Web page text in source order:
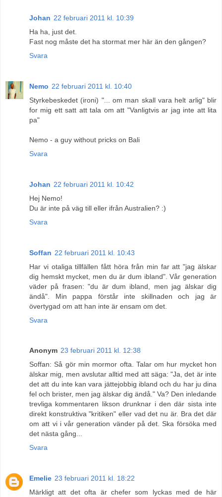
Johan 22 februari 2011 kl. 10:39
Ha ha, just det.
Fast nog måste det ha stormat mer här än den gången?
Svara
Nemo 22 februari 2011 kl. 10:40
Styrkebeskedet (ironi) "... om man skall vara helt arlig" blir
for mig ett satt att tala om att "Vanligtvis ar jag inte att lita
pa"
Nemo - a guy without pricks on Bali
Svara
Johan 22 februari 2011 kl. 10:42
Hej Nemo!
Du är inte på väg till eller ifrån Australien? :)
Svara
Soffan 22 februari 2011 kl. 10:43
Har vi otaliga tillfällen fått höra från min far att "jag älskar
dig hemskt mycket, men du är dum ibland". Vår generation
väder på frasen: "du är dum ibland, men jag älskar dig
ändå". Min pappa förstår inte skillnaden och jag är
övertygad om att han inte är ensam om det.
Svara
Anonym 23 februari 2011 kl. 12:38
Soffan: Så gör min mormor ofta. Talar om hur mycket hon
älskar mig, men avslutar alltid med att säga: "Ja, det är inte
det att du inte kan vara jättejobbig ibland och du har ju dina
fel och brister, men jag älskar dig ändå." Va? Den inledande
trevliga kommentaren likson drunknar i den där sista inte
direkt konstruktiva "kritiken" eller vad det nu är. Bra det där
om att vi i vår generation vänder på det. Ska försöka med
det nästa gång...
Svara
Emelie 23 februari 2011 kl. 18:22
Märkligt att det ofta är chefer som lyckas med de här